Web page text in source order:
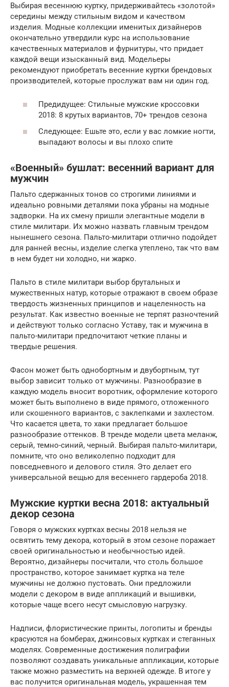
Выбирая весеннюю куртку, придерживайтесь «золотой»
середины между стильным видом и качеством
изделия. Модные коллекции именитых дизайнеров
окончательно утвердили курс на использование
качественных материалов и фурнитуры, что придает
каждой вещи изысканный вид. Модельеры
рекомендуют приобретать весенние куртки брендовых
производителей, которые прослужат вам ни один год.
Предидущее: Стильные мужские кроссовки
2018: 8 крутых вариантов, 70+ трендов сезона
Следующее: Ешьте это, если у вас ломкие ногти,
выпадают волосы и вы плохо спите
«Военный» бушлат: весенний вариант для
мужчин
Пальто сдержанных тонов со строгими линиями и
идеально ровными деталями пока убраны на модные
задворки. На их смену пришли элегантные модели в
стиле милитари. Их можно назвать главным трендом
нынешнего сезона. Пальто-милитари отлично подойдет
для ранней весны, изделие слегка утеплено, так что вам
в нем будет ни холодно, ни жарко.
Пальто в стиле милитари выбор брутальных и
мужественных натур, которые отражают в своем образе
твердость жизненных принципов и нацеленность на
результат. Как известно военные не терпят разночтений
и действуют только согласно Уставу, так и мужчина в
пальто-милитари предпочитают четкие планы и
твердые решения.
Фасон может быть однобортным и двубортным, тут
выбор зависит только от мужчины. Разнообразие в
каждую модель вносит воротник, оформление которого
может быть выполнено в виде прямого, отложенного
или скошенного вариантов, с заклепками и захлестом.
Что касается цвета, то хаки предлагает большое
разнообразие оттенков. В тренде модели цвета меланж,
серый, темно-синий, черный. Выбирая пальто-милитари,
помните, что оно великолепно подходит для
повседневного и делового стиля. Это делает его
универсальной вещью для весеннего гардероба 2018.
Мужские куртки весна 2018: актуальный
декор сезона
Говоря о мужских куртках весны 2018 нельзя не
освятить тему декора, который в этом сезоне поражает
своей оригинальностью и необычностью идей.
Вероятно, дизайнеры посчитали, что столь большое
пространство, которое занимает куртка на теле
мужчины не должно пустовать. Они предложили
модели с декором в виде аппликаций и вышивки,
которые чаще всего несут смысловую нагрузку.
Надписи, флористические принты, логопиты и бренды
красуются на бомберах, джинсовых куртках и стеганных
моделях. Современные достижения полиграфии
позволяют создавать уникальные аппликации, которые
также можно разместить на верхней одежде. В итоге у
вас получится оригинальная модель, украшенная тем